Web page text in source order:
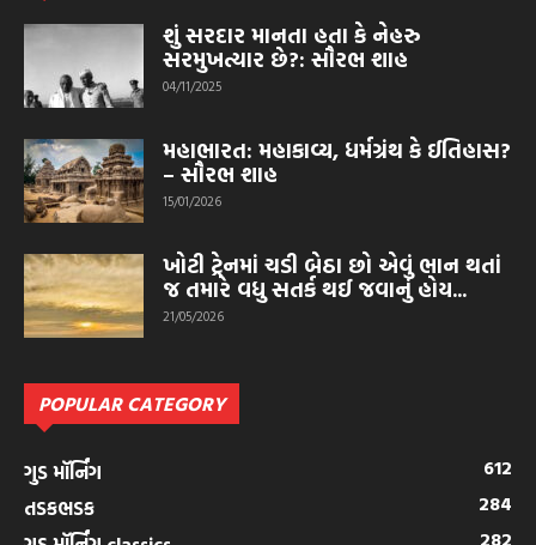
શું સરદાર માનતા હતા કે નેહરુ
સરમુખત્યાર છે?: સૌરભ શાહ
04/11/2025
મહાભારત: મહાકાવ્ય, ધર્મગ્રંથ કે ઈતિહાસ?
– સૌરભ શાહ
15/01/2026
ખોટી ટ્રેનમાં ચડી બેઠા છો એવું ભાન થતાં
જ તમારે વધુ સતર્ક થઈ જવાનું હોય...
21/05/2026
POPULAR CATEGORY
ગુડ મૉર્નિંગ
612
તડકભડક
284
282